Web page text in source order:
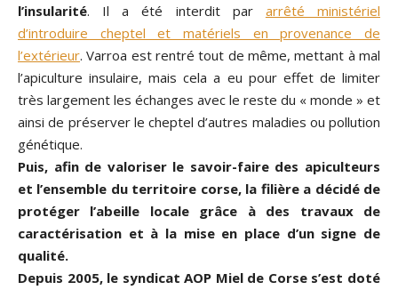
l’insularité. Il a été interdit par arrêté ministériel
d’introduire cheptel et matériels en provenance de
l’extérieur. Varroa est rentré tout de même, mettant à mal
l’apiculture insulaire, mais cela a eu pour effet de limiter
très largement les échanges avec le reste du « monde » et
ainsi de préserver le cheptel d’autres maladies ou pollution
génétique.
Puis, afin de valoriser le savoir-faire des apiculteurs
et l’ensemble du territoire corse, la filière a décidé de
protéger l’abeille locale grâce à des travaux de
caractérisation et à la mise en place d’un signe de
qualité.
Depuis 2005, le syndicat AOP Miel de Corse s’est doté